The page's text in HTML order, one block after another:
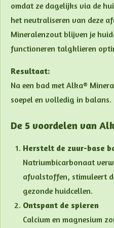
omdat ze dagelijks via de
het neutraliseren van deze
Mineralenzout blijven je
functioneren talgklieren
Resultaat:
Na een bad met Alka®
soepel en volledig in balans.
De 5 voordelen van
Herstelt de zuur-base
Natriumbicarbonaat
afvalstoffen, stimuleert
gezonde huidcellen.
Ontspant de spieren
Calcium en magnesium